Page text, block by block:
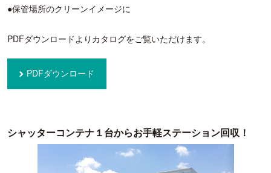
●保管場所のクリーンイメージに
PDFダウンロードよりカタログをご覧いただけます。
PDFダウンロード
シャッターコンテナ１台からお手軽ステーション回収！